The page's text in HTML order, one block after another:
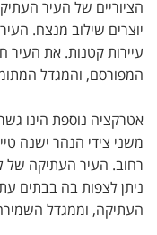
הציוריים של העיר
עיירות קטנות. את העיר
המפורסם, והמגדל
אטרקציה נוספת הינו
משני צידי הנהר ישנה
רחוב. העיר העתיקה של
ניתן לצפות בה בבתים
העתיקה, וממגדל